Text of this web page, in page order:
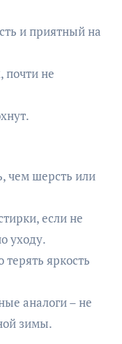
и приятный на
почти не
чем шерсть или
если не
уходу.
яркость
аналоги – не
зимы.